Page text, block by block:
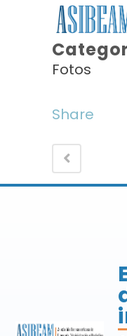
Fotos
Share